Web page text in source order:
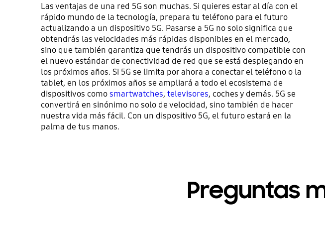
Las ventajas de una red 5G son muchas. Si quieres estar al día con el
rápido mundo de la tecnología, prepara tu teléfono para el futuro
actualizando a un dispositivo 5G. Pasarse a 5G no solo significa que
obtendrás las velocidades más rápidas disponibles en el mercado,
sino que también garantiza que tendrás un dispositivo compatible con
el nuevo estándar de conectividad de red que se está desplegando en
los próximos años. Si 5G se limita por ahora a conectar el teléfono o la
tablet, en los próximos años se ampliará a todo el ecosistema de
dispositivos comosmartwatches,televisores, coches y demás. 5G se
convertirá en sinónimo no solo de velocidad, sino también de hacer
nuestra vida más fácil. Con un dispositivo 5G, el futuro estará en la
palma de tus manos.
Preguntas